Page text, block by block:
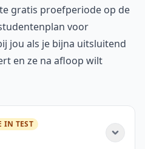
gratis proefperiode op de
voor
jou als je bijna uitsluitend
en ze na afloop wilt
IN TEST